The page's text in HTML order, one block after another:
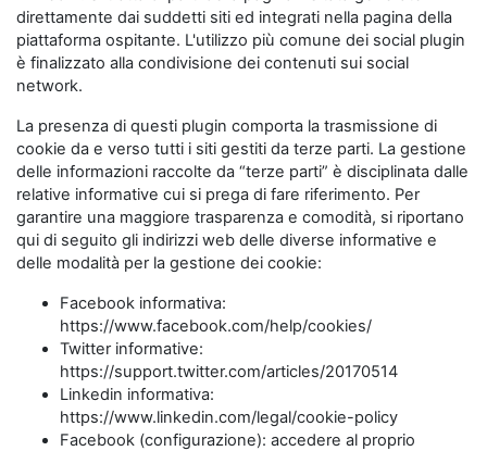
direttamente dai suddetti siti ed integrati nella pagina della
piattaforma ospitante. L'utilizzo più comune dei social plugin
è finalizzato alla condivisione dei contenuti sui social
network.
La presenza di questi plugin comporta la trasmissione di
cookie da e verso tutti i siti gestiti da terze parti. La gestione
delle informazioni raccolte da “terze parti” è disciplinata dalle
relative informative cui si prega di fare riferimento. Per
garantire una maggiore trasparenza e comodità, si riportano
qui di seguito gli indirizzi web delle diverse informative e
delle modalità per la gestione dei cookie:
Facebook informativa:
https://www.facebook.com/help/cookies/
Twitter informative:
https://support.twitter.com/articles/20170514
Linkedin informativa:
https://www.linkedin.com/legal/cookie-policy
Facebook (configurazione): accedere al proprio